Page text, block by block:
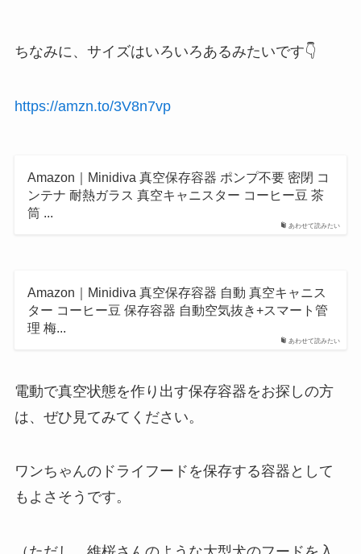
ちなみに、サイズはいろいろあるみたいです👇
https://amzn.to/3V8n7vp
あわせて読みたい
Amazon｜Minidiva 真空保存容器 ポンプ不要 密閉 コ
ンテナ 耐熱ガラス 真空キャニスター コーヒー豆 茶
筒 ...
あわせて読みたい
Amazon｜Minidiva 真空保存容器 自動 真空キャニス
ター コーヒー豆 保存容器 自動空気抜き+スマート管
理 梅...
電動で真空状態を作り出す保存容器をお探しの方
は、ぜひ見てみてください。
ワンちゃんのドライフードを保存する容器として
もよさそうです。